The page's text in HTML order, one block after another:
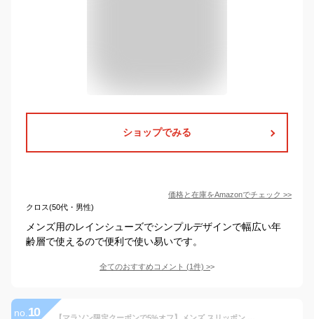
ショップでみる
価格と在庫をAmazonでチェック >>
クロス(50代・男性)
メンズ用のレインシューズでシンプルデザインで幅広い年
齢層で使えるので便利で使い易いです。
全てのおすすめコメント (1件) >
no. 10